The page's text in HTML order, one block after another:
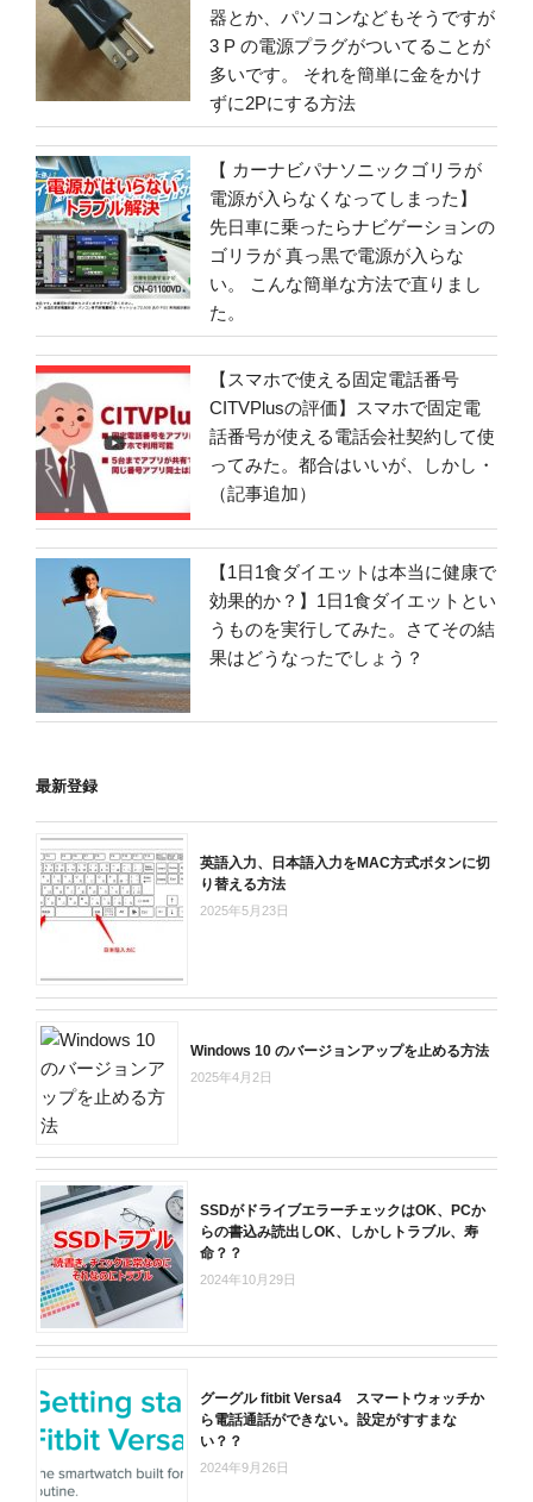
器とか、パソコンなどもそうですが
3 P の電源プラグがついてることが
多いです。 それを簡単に金をかけ
ずに2Pにする方法
【 カーナビパナソニックゴリラが
電源が入らなくなってしまった】
先日車に乗ったらナビゲーションの
ゴリラが 真っ黒で電源が入らな
い。 こんな簡単な方法で直りまし
た。
【スマホで使える固定電話番号
CITVPlusの評価】スマホで固定電
話番号が使える電話会社契約して使
ってみた。都合はいいが、しかし・
（記事追加）
【1日1食ダイエットは本当に健康で
効果的か？】1日1食ダイエットとい
うものを実行してみた。さてその結
果はどうなったでしょう？
最新登録
英語入力、日本語入力をMAC方式ボタンに切
り替える方法
2025年5月23日
Windows 10 のバージョンアップを止める方法
2025年4月2日
SSDがドライブエラーチェックはOK、PCか
らの書込み読出しOK、しかしトラブル、寿
命？？
2024年10月29日
グーグル fitbit Versa4 スマートウォッチか
ら電話通話ができない。設定がすすまな
い？？
2024年9月26日